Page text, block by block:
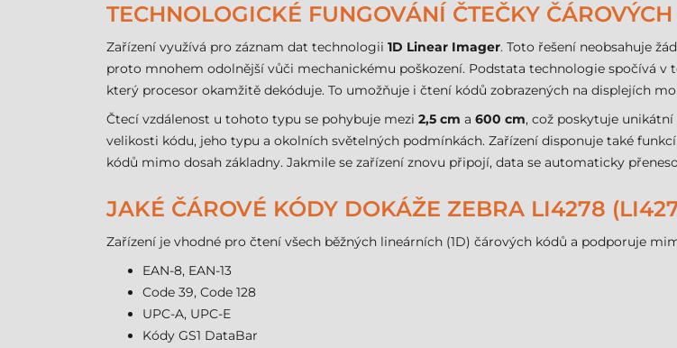
TECHNOLOGICKÉ FUNGOVÁNÍ ČTEČKY
Zařízení využívá pro záznam dat technologii 1D Linear Imager. Toto řešení neobsahuje
proto mnohem odolnější vůči mechanickému poškození. Podstata technologie spočívá
který procesor okamžitě dekóduje. To umožňuje i čtení kódů zobrazených na displejích
Čtecí vzdálenost u tohoto typu se pohybuje mezi 2,5 cm a 600 cm, což poskytuje
velikosti kódu, jeho typu a okolních světelných podmínkách. Zařízení disponuje také funkcí
kódů mimo dosah základny. Jakmile se zařízení znovu připojí, data se automaticky
JAKÉ ČÁROVÉ KÓDY DOKÁŽE ZEBRA LI4278
Zařízení je vhodné pro čtení všech běžných lineárních (1D) čárových kódů a podporuje
EAN-8, EAN-13
Code 39, Code 128
UPC-A, UPC-E
Kódy GS1 DataBar